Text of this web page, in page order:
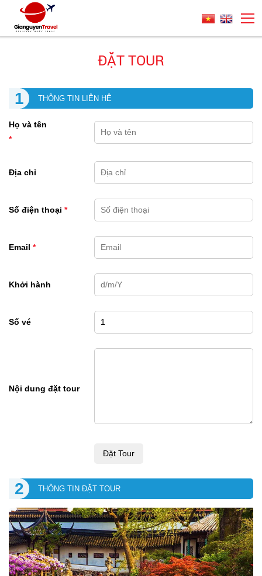
ĐẶT TOUR
THÔNG TIN LIÊN HỆ
1
Họ và tên
*
Địa chỉ
Số điện thoại *
Email *
Khởi hành
Số vé
Nội dung đặt tour
Đặt Tour
THÔNG TIN ĐẶT TOUR
2